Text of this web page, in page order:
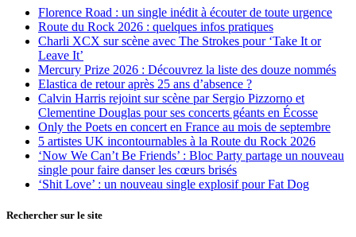
Florence Road : un single inédit à écouter de toute urgence
Route du Rock 2026 : quelques infos pratiques
Charli XCX sur scène avec The Strokes pour ‘Take It or
Leave It’
Mercury Prize 2026 : Découvrez la liste des douze nommés
Elastica de retour après 25 ans d’absence ?
Calvin Harris rejoint sur scène par Sergio Pizzorno et
Clementine Douglas pour ses concerts géants en Écosse
Only the Poets en concert en France au mois de septembre
5 artistes UK incontournables à la Route du Rock 2026
‘Now We Can’t Be Friends’ : Bloc Party partage un nouveau
single pour faire danser les cœurs brisés
‘Shit Love’ : un nouveau single explosif pour Fat Dog
Rechercher sur le site